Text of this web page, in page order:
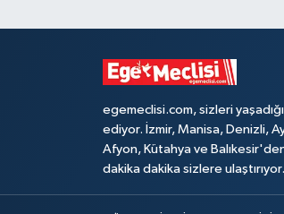
egemeclisi.com, sizleri
ediyor. İzmir, Manisa, Denizli,
Afyon, Kütahya ve
dakika dakika sizlere ulaştırıyor.